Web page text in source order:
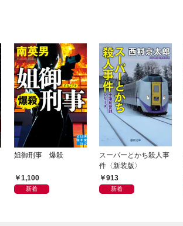
姐御刑事 爆殺
1,100
新着
スーパーとかち殺人事
件〈新装版〉
913
新着